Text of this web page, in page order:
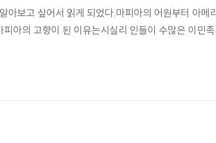
보고 싶어서 읽게 되었다.마피아의 어원부터 아
아의 고향이 된 이유는시실리 인들이 수많은 이민